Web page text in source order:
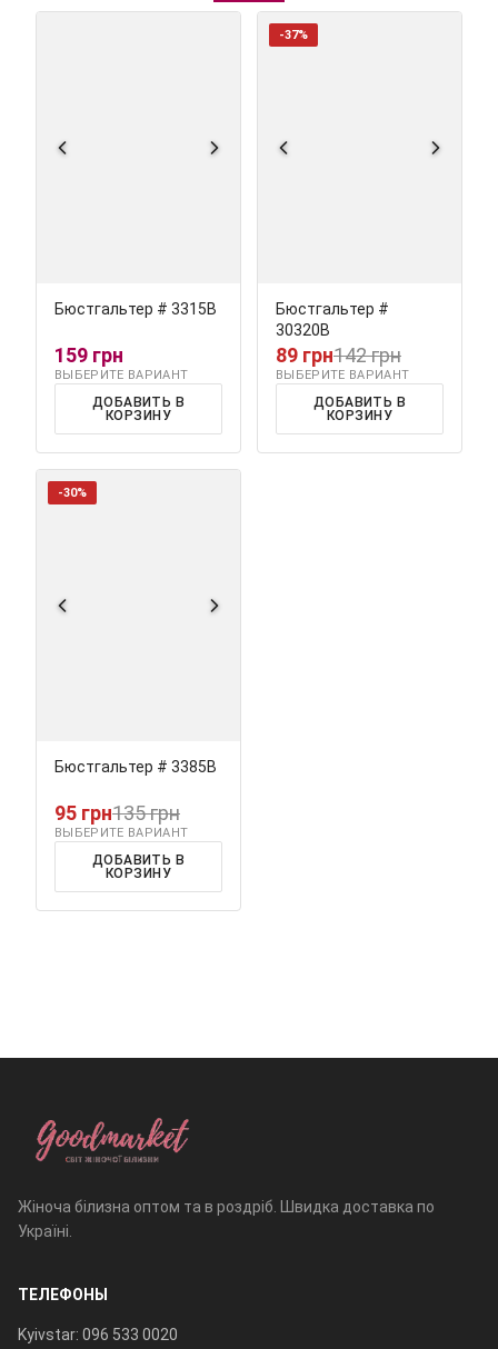
Бюстгальтер # 3315В
159 грн
ВЫБЕРИТЕ ВАРИАНТ
ДОБАВИТЬ В
КОРЗИНУ
-37%
Бюстгальтер #
30320В
89 грн142 грн
ВЫБЕРИТЕ ВАРИАНТ
ДОБАВИТЬ В
КОРЗИНУ
-30%
Бюстгальтер # 3385В
95 грн135 грн
ВЫБЕРИТЕ ВАРИАНТ
ДОБАВИТЬ В
КОРЗИНУ
Жіноча білизна оптом та в роздріб. Швидка доставка по
Україні.
ТЕЛЕФОНЫ
Kyivstar: 096 533 0020